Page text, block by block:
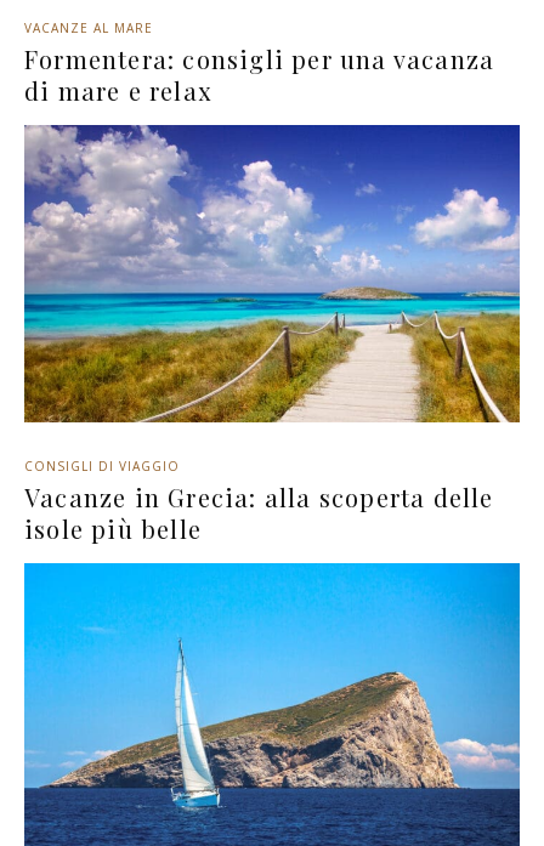
VACANZE AL MARE
Formentera: consigli per una vacanza
di mare e relax
CONSIGLI DI VIAGGIO
Vacanze in Grecia: alla scoperta delle
isole più belle